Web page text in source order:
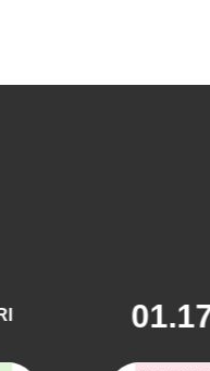
01.17 SAT